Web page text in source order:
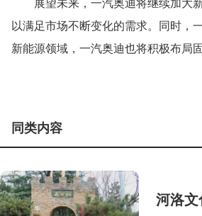
展望未来，一汽奥迪将继续加大
以满足市场不断变化的需求。同时，
新能源领域，一汽奥迪也将积极布局
同类内容
河洛文